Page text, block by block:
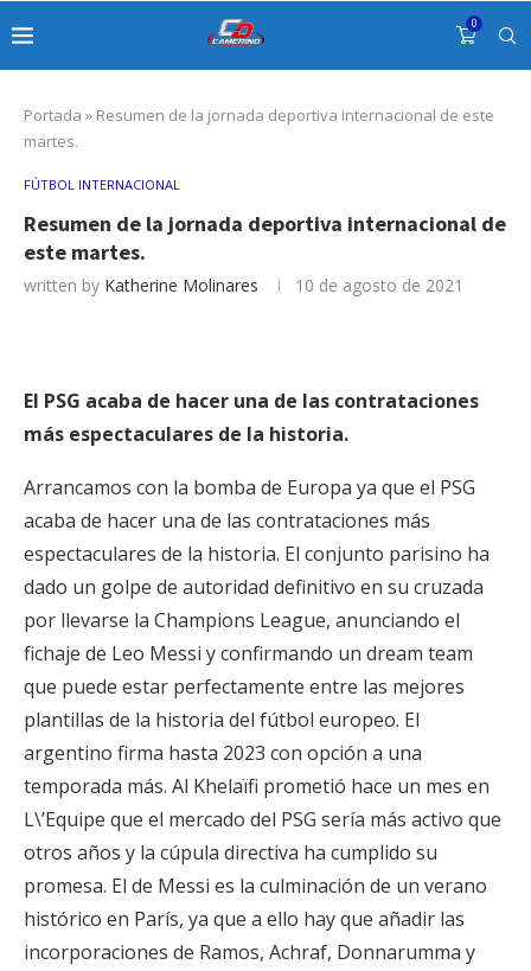
0
Portada » Resumen de la jornada deportiva internacional de este
martes.
FÚTBOL INTERNACIONAL
Resumen de la jornada deportiva internacional de
este martes.
written by Katherine Molinares 10 de agosto de 2021
El PSG acaba de hacer una de las contrataciones
más espectaculares de la historia.
Arrancamos con la bomba de Europa ya que el PSG
acaba de hacer una de las contrataciones más
espectaculares de la historia. El conjunto parisino ha
dado un golpe de autoridad definitivo en su cruzada
por llevarse la Champions League, anunciando el
fichaje de Leo Messi y confirmando un dream team
que puede estar perfectamente entre las mejores
plantillas de la historia del fútbol europeo. El
argentino firma hasta 2023 con opción a una
temporada más. Al Khelaïfi prometió hace un mes en
L\’Equipe que el mercado del PSG sería más activo que
otros años y la cúpula directiva ha cumplido su
promesa. El de Messi es la culminación de un verano
histórico en París, ya que a ello hay que añadir las
incorporaciones de Ramos, Achraf, Donnarumma y